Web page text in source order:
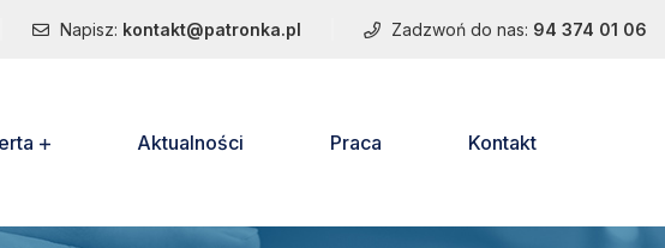
Napisz: kontakt@patronka.pl Zadzwoń do nas: 94 374 01 06
Aktualności Praca Kontakt